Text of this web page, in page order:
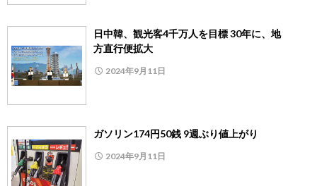
日中韓、観光客4千万人を目標 30年に、地
方直行便拡大
2024年9月11日
ガソリン174円50銭 9週ぶり値上がり
2024年9月11日